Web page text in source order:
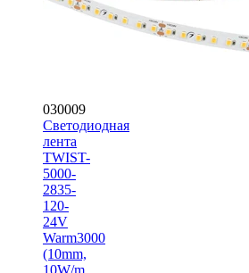
030009
Светодиодная
лента
TWIST-
5000-
2835-
120-
24V
Warm3000
(10mm,
10W/m,